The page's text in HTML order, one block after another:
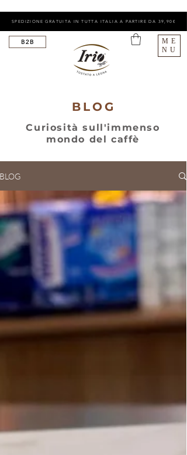
B2B
SPEDIZIONE GRATUITA IN TUTTA ITALIA A PARTIRE DA 39,90€
ME
NU
BLOG
Curiosità sull'immenso
mondo del caffè
BLOG